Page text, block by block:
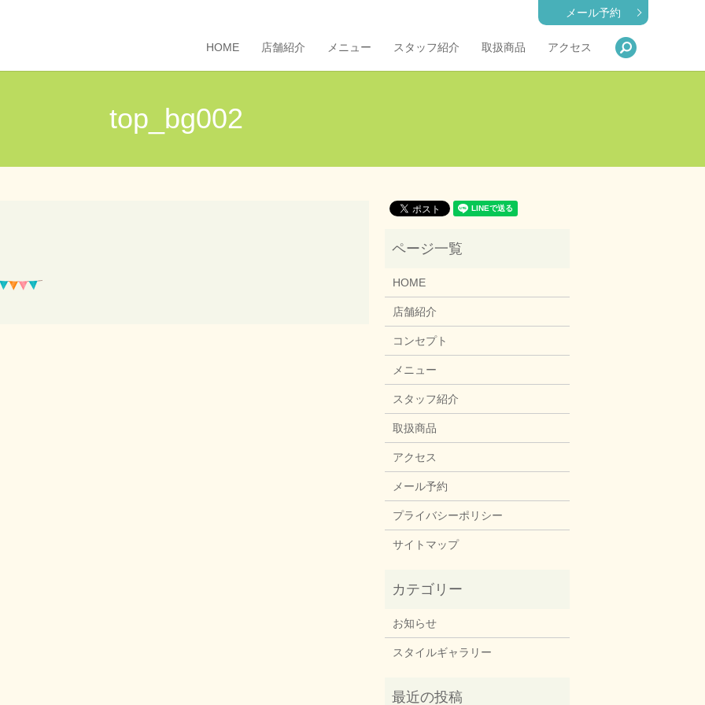
メール予約
HOME 店舗紹介 メニュー スタッフ紹介 取扱商品 アクセス
top_bg002
HOME
店舗紹介
コンセプト
メニュー
スタッフ紹介
取扱商品
アクセス
メール予約
プライバシーポリシー
サイトマップ
お知らせ
スタイルギャラリー